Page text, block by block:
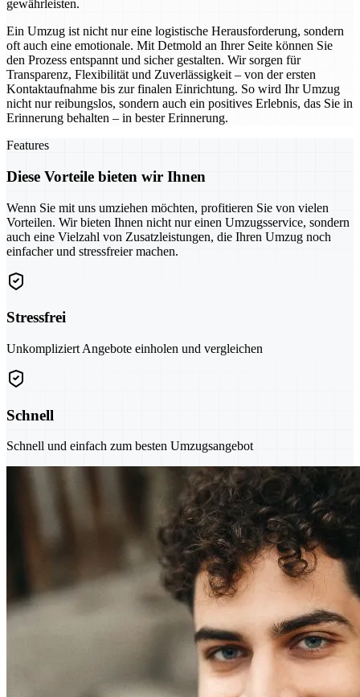
gewährleisten.
Ein Umzug ist nicht nur eine logistische Herausforderung, sondern
oft auch eine emotionale. Mit Detmold an Ihrer Seite können Sie
den Prozess entspannt und sicher gestalten. Wir sorgen für
Transparenz, Flexibilität und Zuverlässigkeit – von der ersten
Kontaktaufnahme bis zur finalen Einrichtung. So wird Ihr Umzug
nicht nur reibungslos, sondern auch ein positives Erlebnis, das Sie in
Erinnerung behalten – in bester Erinnerung.
Features
Diese Vorteile bieten wir Ihnen
Wenn Sie mit uns umziehen möchten, profitieren Sie von vielen
Vorteilen. Wir bieten Ihnen nicht nur einen Umzugsservice, sondern
auch eine Vielzahl von Zusatzleistungen, die Ihren Umzug noch
einfacher und stressfreier machen.
Stressfrei
Unkompliziert Angebote einholen und vergleichen
Schnell
Schnell und einfach zum besten Umzugsangebot